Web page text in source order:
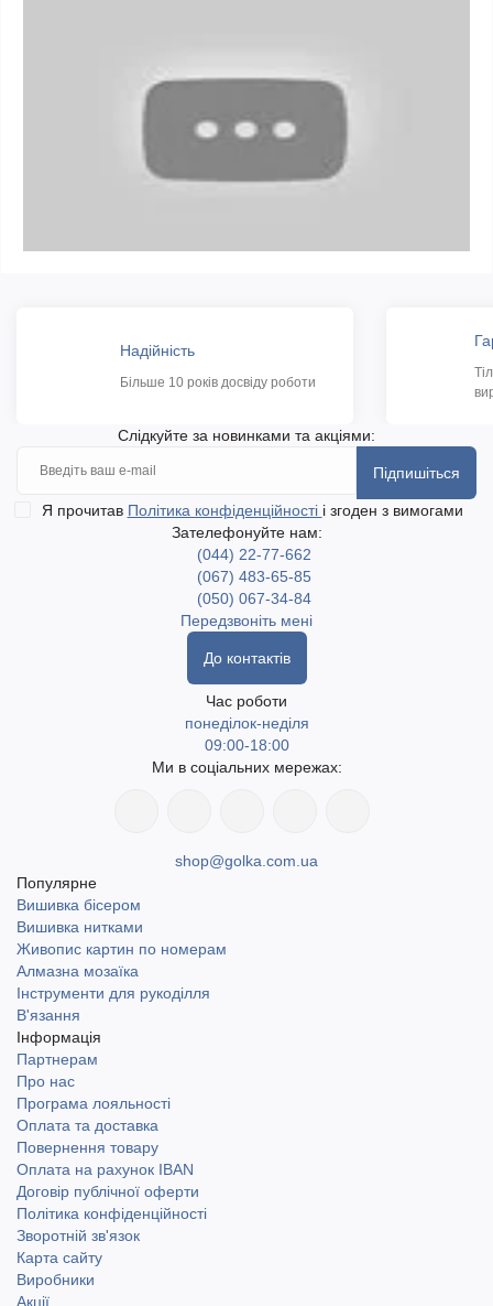
Надійність
Більше 10 років досвіду роботи
Слідкуйте за новинками та акціями:
Підпишіться
Я прочитав Політика конфіденційності і згоден з вимогами
Зателефонуйте нам:
(044) 22-77-662
(067) 483-65-85
(050) 067-34-84
Передзвоніть мені
До контактів
Час роботи
понеділок-неділя
09:00-18:00
Ми в соціальних мережах:
shop@golka.com.ua
Популярне
Вишивка бісером
Вишивка нитками
Живопис картин по номерам
Алмазна мозаїка
Інструменти для рукоділля
В'язання
Інформація
Партнерам
Про нас
Програма лояльності
Оплата та доставка
Повернення товару
Оплата на рахунок IBAN
Договір публічної оферти
Політика конфіденційності
Зворотній зв'язок
Карта сайту
Виробники
Акції